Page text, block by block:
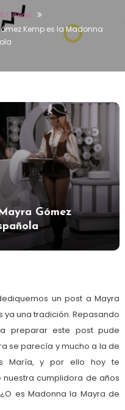
Líneas
Kemp es la Madonna
Gómez
un post a Mayra
ya una tradición. Repasando
preparar este post pude
se parecía y mucho a la de
María, y por ello hoy te
cumplidora de años
es Madonna la Mayra de